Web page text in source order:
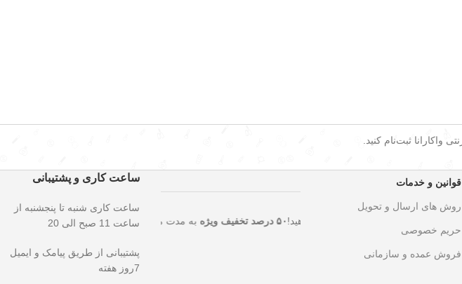
واکارانا ثبت‌نام کنید.
قوانین و خدمات
روش های ارسال و تحویل
حریم خصوصی
فروش عمده و سازمانی
۵۰ درصد تخفیف ویژه به مدت محدود روی روی تمامی محصولات. این فرصت استثنایی را از دست ندهید!
ساعت کاری و پشتیبانی
ساعت کاری شنبه تا پنجشنبه از
ساعت 11 صبح الی 20
پشتیبانی از طریق پیامک و ایمیل
7روز هفته